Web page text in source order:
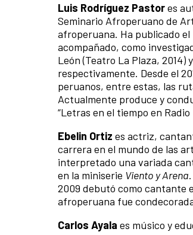
Luis Rodríguez Pastores
Seminario Afroperuano de
afroperuana. Ha publicado
acompañado, como
León (Teatro La Plaza, 2014) y
respectivamente. Desde el
peruanos, entre estas, las
Actualmente produce y
“Letras en el tiempo en
Ebelin Ortiz es actriz,
carrera en el mundo de las
interpretado una variada
en la miniserie Viento y Arena
2009 debutó como cantante
afroperuana fue
Carlos Ayala es músico y